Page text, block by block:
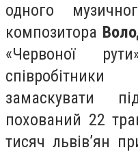
одного
композитора
«Червоної
замаскувати
похований 22
тисяч львівʼян